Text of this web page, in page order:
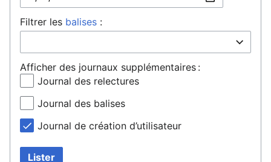
Filtrer les balises :
Afficher des journaux supplémentaires :
Journal des relectures
Journal des balises
Journal de création d’utilisateur
Lister